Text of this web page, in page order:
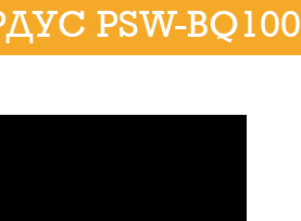
PSW-BQ100